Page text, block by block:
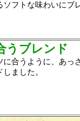
ソフトな味わいにブ
うブレンド
に合うように、あっ
ました。